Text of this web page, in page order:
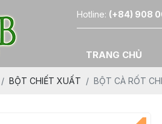
Hotline: (+84) 908
TRANG CHỦ
BỘT CHIẾT XUẤT BỘT CÀ RỐT